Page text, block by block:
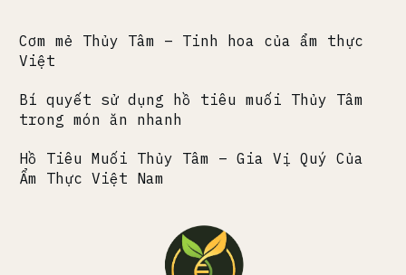
Cơm mẻ Thủy Tâm – Tinh hoa của ẩm thực
Việt
Bí quyết sử dụng hồ tiêu muối Thủy Tâm
trong món ăn nhanh
Hồ Tiêu Muối Thủy Tâm – Gia Vị Quý Của
Ẩm Thực Việt Nam